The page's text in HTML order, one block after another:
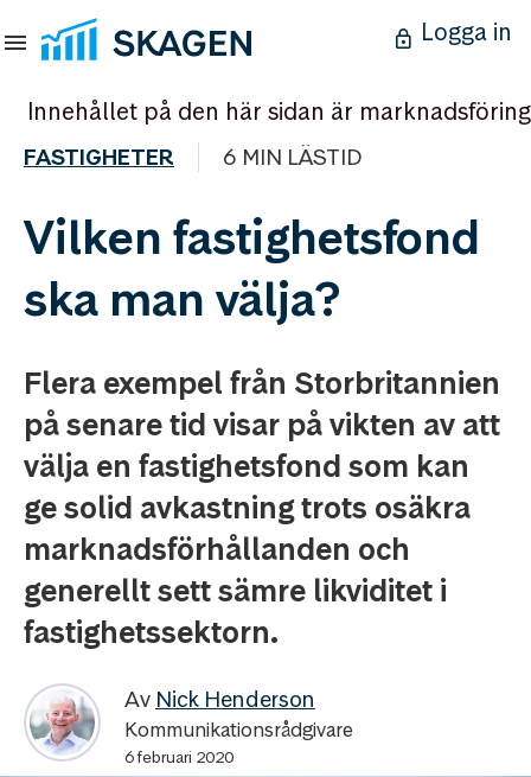
Logga in
Innehållet på den här sidan är marknadsföring
FASTIGHETER 6 MIN LÄSTID
Vilken fastighetsfond
ska man välja?
Flera exempel från Storbritannien
på senare tid visar på vikten av att
välja en fastighetsfond som kan
ge solid avkastning trots osäkra
marknadsförhållanden och
generellt sett sämre likviditet i
fastighetssektorn.
Av Nick Henderson
Kommunikationsrådgivare
6 februari 2020